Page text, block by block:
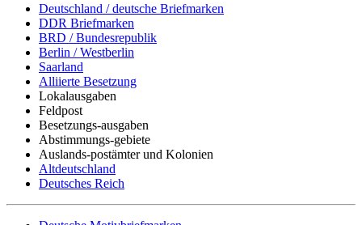
Deutschland / deutsche Briefmarken
DDR Briefmarken
BRD / Bundesrepublik
Berlin / Westberlin
Saarland
Alliierte Besetzung
Lokalausgaben
Feldpost
Besetzungs-ausgaben
Abstimmungs-gebiete
Auslands-postämter und Kolonien
Altdeutschland
Deutsches Reich